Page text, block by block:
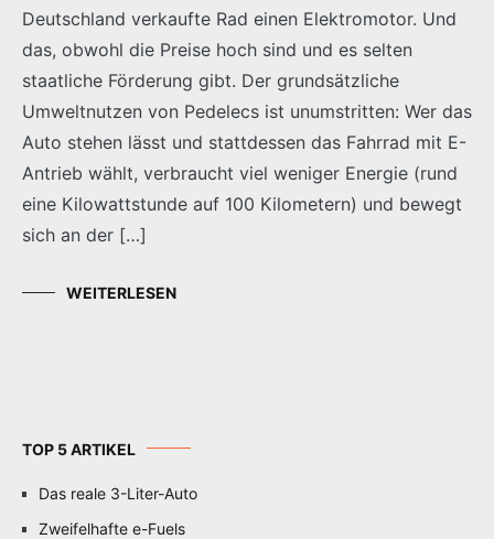
Deutschland verkaufte Rad einen Elektromotor. Und
das, obwohl die Preise hoch sind und es selten
staatliche Förderung gibt. Der grundsätzliche
Umweltnutzen von Pedelecs ist unumstritten: Wer das
Auto stehen lässt und stattdessen das Fahrrad mit E-
Antrieb wählt, verbraucht viel weniger Energie (rund
eine Kilowattstunde auf 100 Kilometern) und bewegt
sich an der […]
WEITERLESEN
TOP 5 ARTIKEL
Das reale 3-Liter-Auto
Zweifelhafte e-Fuels